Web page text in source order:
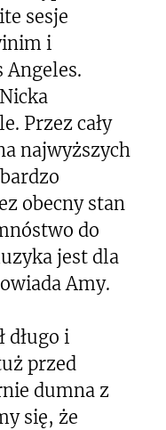
sesje
i
Angeles.
Przez cały
najwyższych
obecny stan
do
jest dla
Amy.
długo i
przed
dumna z
się, że